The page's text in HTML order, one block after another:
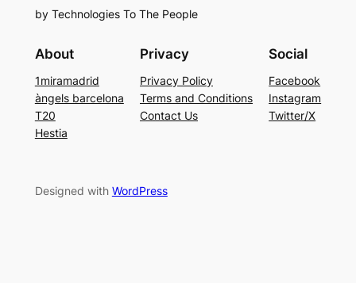
by Technologies To The People
About
1miramadrid
àngels barcelona
T20
Hestia
Privacy
Privacy Policy
Terms and Conditions
Contact Us
Social
Facebook
Instagram
Twitter/X
Designed with WordPress